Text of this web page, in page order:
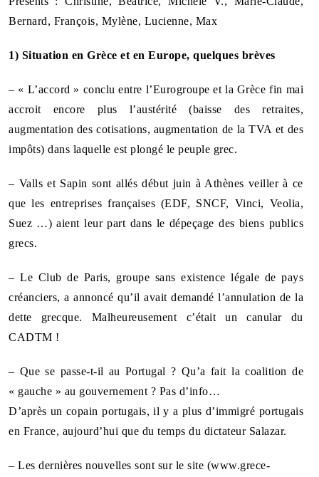
Bernard, François, Mylène, Lucienne, Max
1) Situation en Grèce et en Europe, quelques brèves
– « L’accord » conclu entre l’Eurogroupe et la Grèce fin mai
accroit encore plus l’austérité (baisse des retraites,
augmentation des cotisations, augmentation de la TVA et des
impôts) dans laquelle est plongé le peuple grec.
– Valls et Sapin sont allés début juin à Athènes veiller à ce
que les entreprises françaises (EDF, SNCF, Vinci, Veolia,
Suez …) aient leur part dans le dépeçage des biens publics
grecs.
– Le Club de Paris, groupe sans existence légale de pays
créanciers, a annoncé qu’il avait demandé l’annulation de la
dette grecque. Malheureusement c’était un canular du
CADTM !
– Que se passe-t-il au Portugal ? Qu’a fait la coalition de
« gauche » au gouvernement ? Pas d’info…
D’après un copain portugais, il y a plus d’immigré portugais
en France, aujourd’hui que du temps du dictateur Salazar.
– Les dernières nouvelles sont sur le site (www.grece-